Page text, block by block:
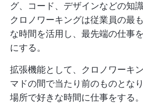
グ、コード、デザインなどの知
クロノワーキングは従業員の最
な時間を活用し、最先端の仕事
にする。
拡張機能として、クロノワーキ
マドの間で当たり前のものとな
場所で好きな時間に仕事をする